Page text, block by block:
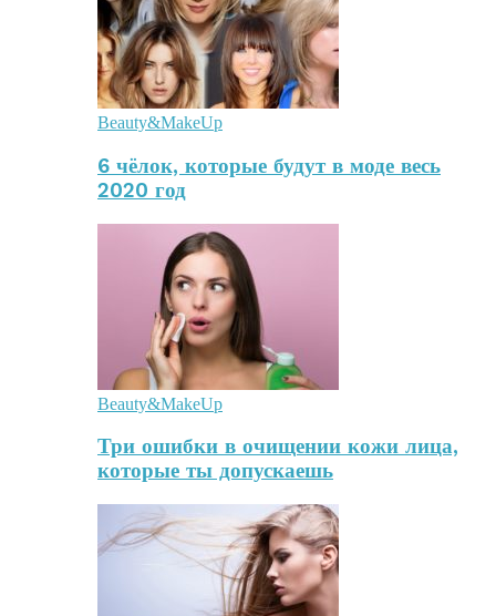
Beauty&MakeUp
6 чёлок, которые будут в моде весь
2020 год
Beauty&MakeUp
Три ошибки в очищении кожи лица,
которые ты допускаешь